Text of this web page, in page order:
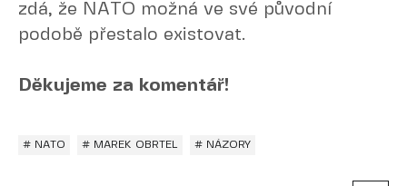
zdá, že NATO možná ve své původní
podobě přestalo existovat.
Děkujeme za komentář!
# NATO # MAREK OBRTEL # NÁZORY